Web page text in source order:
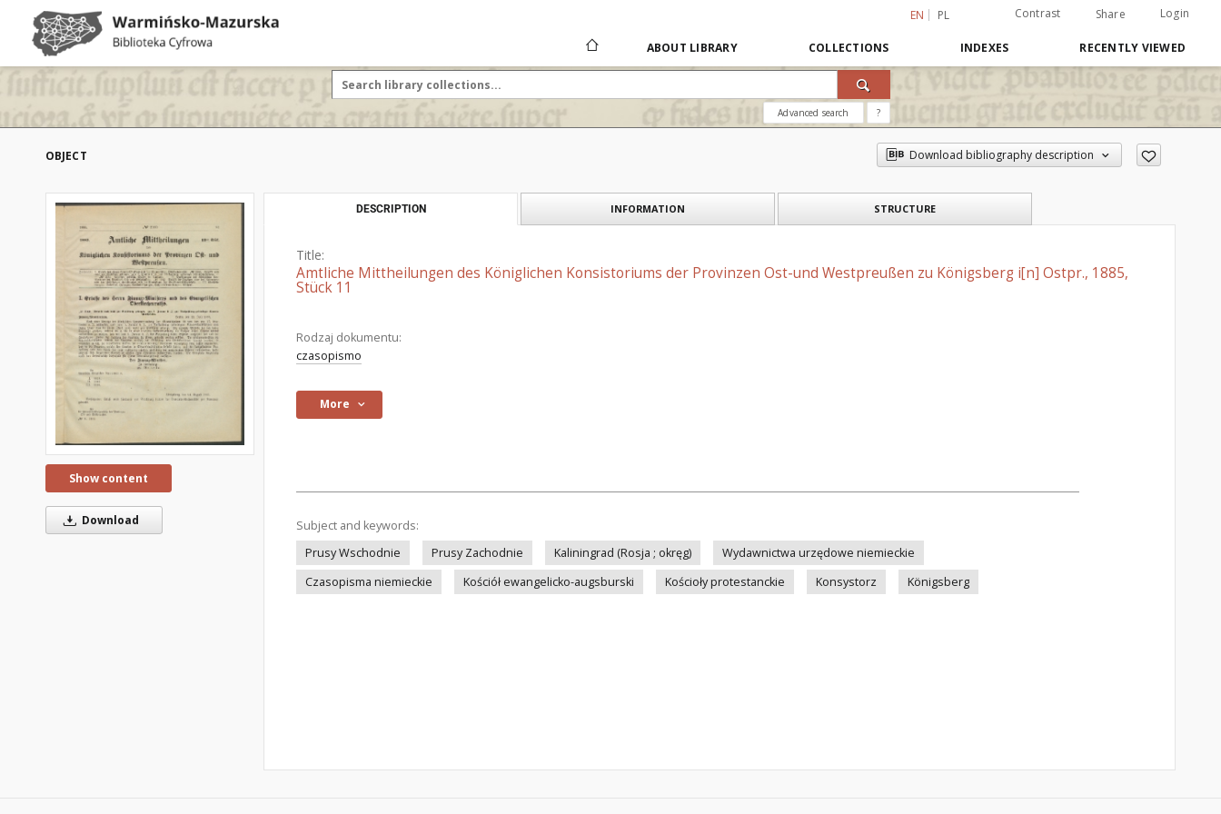
EN PL Contrast Share Login
ABOUT LIBRARY COLLECTIONS INDEXES RECENTLY VIEWED
Advanced search ?
OBJECT Download bibliography description
Show content
Download
DESCRIPTION INFORMATION STRUCTURE
Title:
Amtliche Mittheilungen des Königlichen Konsistoriums der Provinzen Ost-und Westpreußen zu Königsberg i[n] Ostpr., 1885,
Stück 11
Rodzaj dokumentu:
czasopismo
More
Subject and keywords:
Prusy Wschodnie
Prusy Zachodnie Kaliningrad (Rosja ; okręg)
Wydawnictwa urzędowe niemieckie
Czasopisma niemieckie
Kościół ewangelicko-augsburski Kościoły protestanckie Konsystorz Königsberg